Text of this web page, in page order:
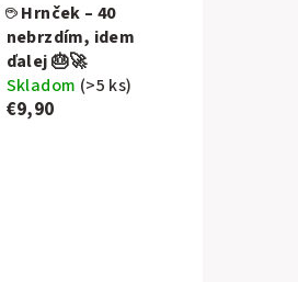
☕ Hrnček – 40
nebrzdím, idem
ďalej 🎂🚀
Skladom (>5 ks)
€9,90